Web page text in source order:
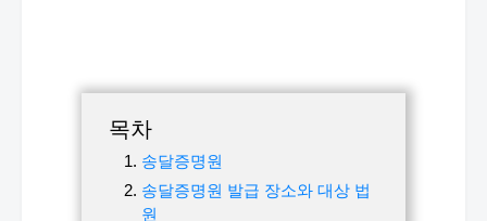
목차
송달증명원
송달증명원 발급 장소와 대상 법
원